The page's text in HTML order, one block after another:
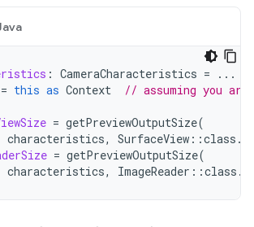
: CameraCharacteristics =
...
= this as Context // assuming you
= getPreviewOutputSize(
characteristics, SurfaceView ::class .
= getPreviewOutputSize(
characteristics, ImageReader ::class .